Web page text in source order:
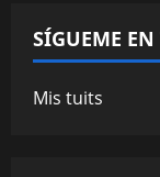
SÍGUEME EN
Mis tuits